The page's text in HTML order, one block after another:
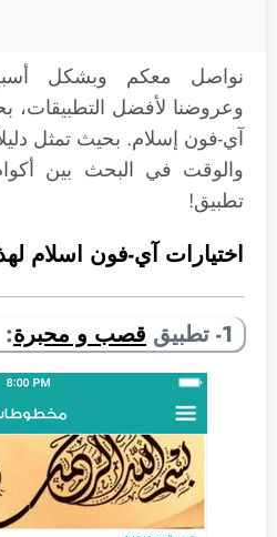
نواصل معكم وبشكل
وعروضنا لأفضل
آي-فون إسلام. بحيث تمثل
تطبيق!
اختيارات آي-فون اسلام
1- تطبيق قصب و محبرة: